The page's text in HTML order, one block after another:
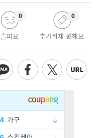
슬퍼요
0
추가취재 원해요
0